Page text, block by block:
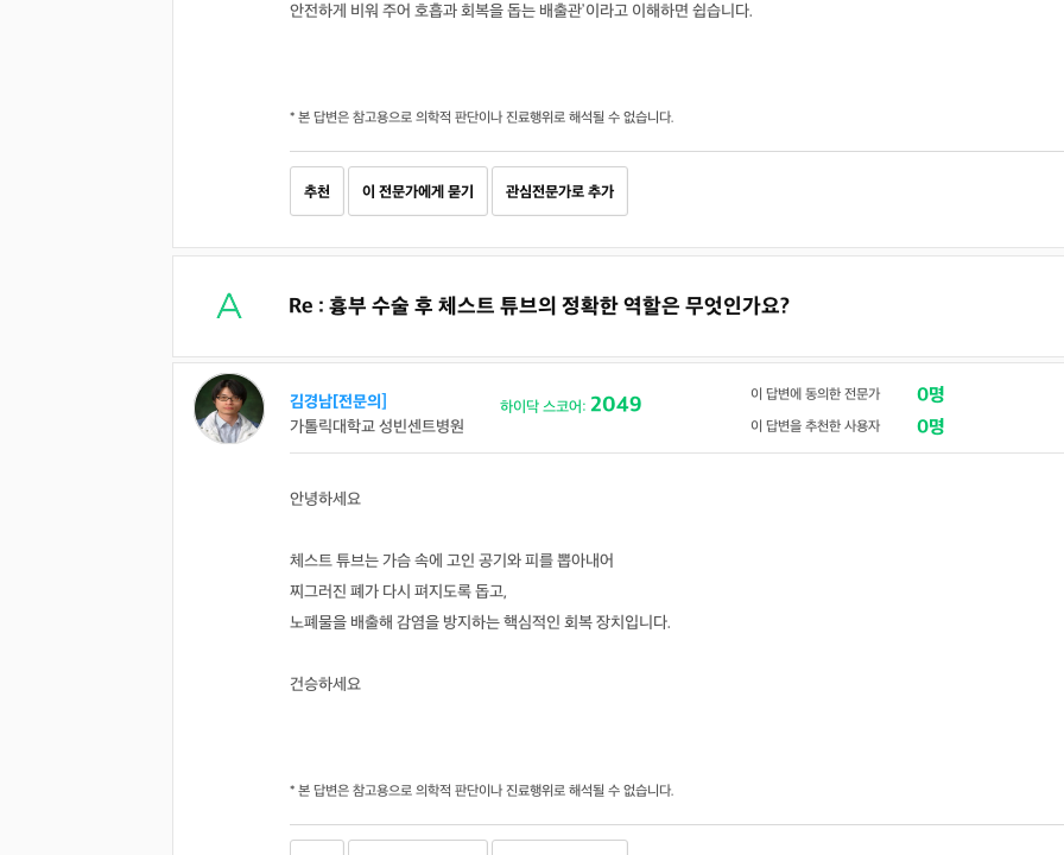
안전하게 비워 주어 호흡과 회복을 돕는 배출관’이라고 이해하면 쉽습니다.
* 본 답변은 참고용으로 의학적 판단이나 진료행위로 해석될 수 없습니다.
추천 이 전문가에게 묻기 관심전문가로 추가
Re : 흉부 수술 후 체스트 튜브의 정확한 역할은 무엇인가요?
김경남[전문의]
가톨릭대학교 성빈센트병원
하이닥 스코어: 2049 이 답변에 동의한 전문가 0명
이 답변을 추천한 사용자 0명
안녕하세요
체스트 튜브는 가슴 속에 고인 공기와 피를 뽑아내어
찌그러진 폐가 다시 펴지도록 돕고,
노폐물을 배출해 감염을 방지하는 핵심적인 회복 장치입니다.
건승하세요
* 본 답변은 참고용으로 의학적 판단이나 진료행위로 해석될 수 없습니다.